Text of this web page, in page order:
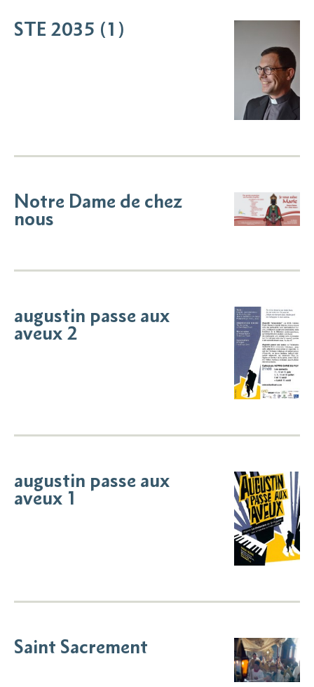
STE 2035 (1)
Notre Dame de chez
nous
augustin passe aux
aveux 2
augustin passe aux
aveux 1
Saint Sacrement